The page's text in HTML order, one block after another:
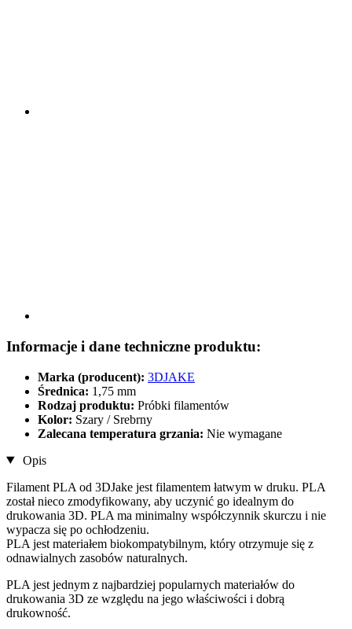
Informacje i dane techniczne produktu:
Marka (producent): 3DJAKE
Średnica: 1,75 mm
Rodzaj produktu: Próbki filamentów
Kolor: Szary / Srebrny
Zalecana temperatura grzania: Nie wymagane
Opis
Filament PLA od 3DJake jest filamentem łatwym w druku. PLA
został nieco zmodyfikowany, aby uczynić go idealnym do
drukowania 3D. PLA ma minimalny współczynnik skurczu i nie
wypacza się po ochłodzeniu.
PLA jest materiałem biokompatybilnym, który otrzymuje się z
odnawialnych zasobów naturalnych.
PLA jest jednym z najbardziej popularnych materiałów do
drukowania 3D ze względu na jego właściwości i dobrą
drukowność.